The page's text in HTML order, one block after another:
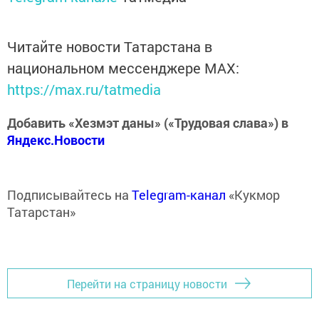
Читайте новости Татарстана в
национальном мессенджере MАХ:
https://max.ru/tatmedia
Добавить «Хезмэт даны» («Трудовая слава») в
Яндекс.Новости
Подписывайтесь на Telegram-канал «Кукмор
Татарстан»
Перейти на страницу новости